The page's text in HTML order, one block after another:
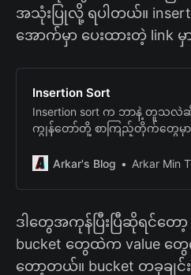
အသုံးပြုလို့ ရပါတယ်။
အောက်မှာ ပေးထားတဲ့ link
Insertion Sort
Insertion sort က ဘာနဲ့ တူသလဲ
ကျွန်တော်တို့ စာကြည့်တိုက်တွေမှာ
စာအုပ်စင်တခုမှာ စာအုပ်တွေကို
Arkar's Blog Arkar Min
ဒါတွေအကုန်ပြီးပြီဆိုရင်တေ
bucket တွေထဲက value တွေကို
တော့တယ်။ bucket တခုချင်